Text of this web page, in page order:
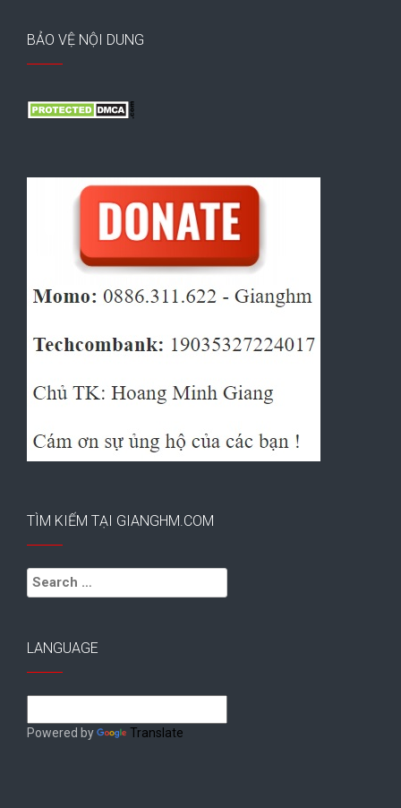
BẢO VỆ NỘI DUNG
TÌM KIẾM TẠI GIANGHM.COM
Search
for:
LANGUAGE
Powered by Translate